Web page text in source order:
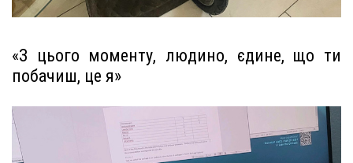
«З цього моменту, людино, єдине, що ти
побачиш, це я»